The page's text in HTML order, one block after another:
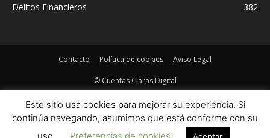
Delitos Financieros
382
Contacto Política de cookies Aviso Legal
© Cuentas Claras Digital
Este sitio usa cookies para mejorar su experiencia. Si
continúa navegando, asumimos que está conforme con su